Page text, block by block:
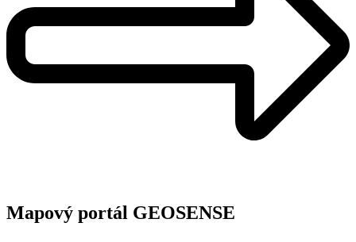
Mapový portál GEOSENSE